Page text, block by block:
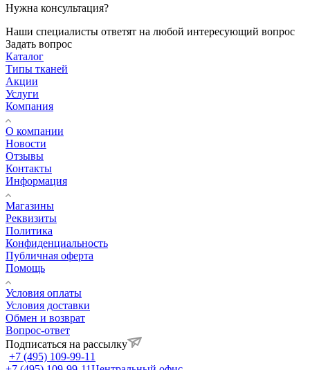
Нужна консультация?
Наши специалисты ответят на любой интересующий вопрос
Задать вопрос
Каталог
Типы тканей
Акции
Услуги
Компания
О компании
Новости
Отзывы
Контакты
Информация
Магазины
Реквизиты
Политика
Конфиденциальность
Публичная оферта
Помощь
Условия оплаты
Условия доставки
Обмен и возврат
Вопрос-ответ
Подписаться на рассылку
+7 (495) 109-99-11